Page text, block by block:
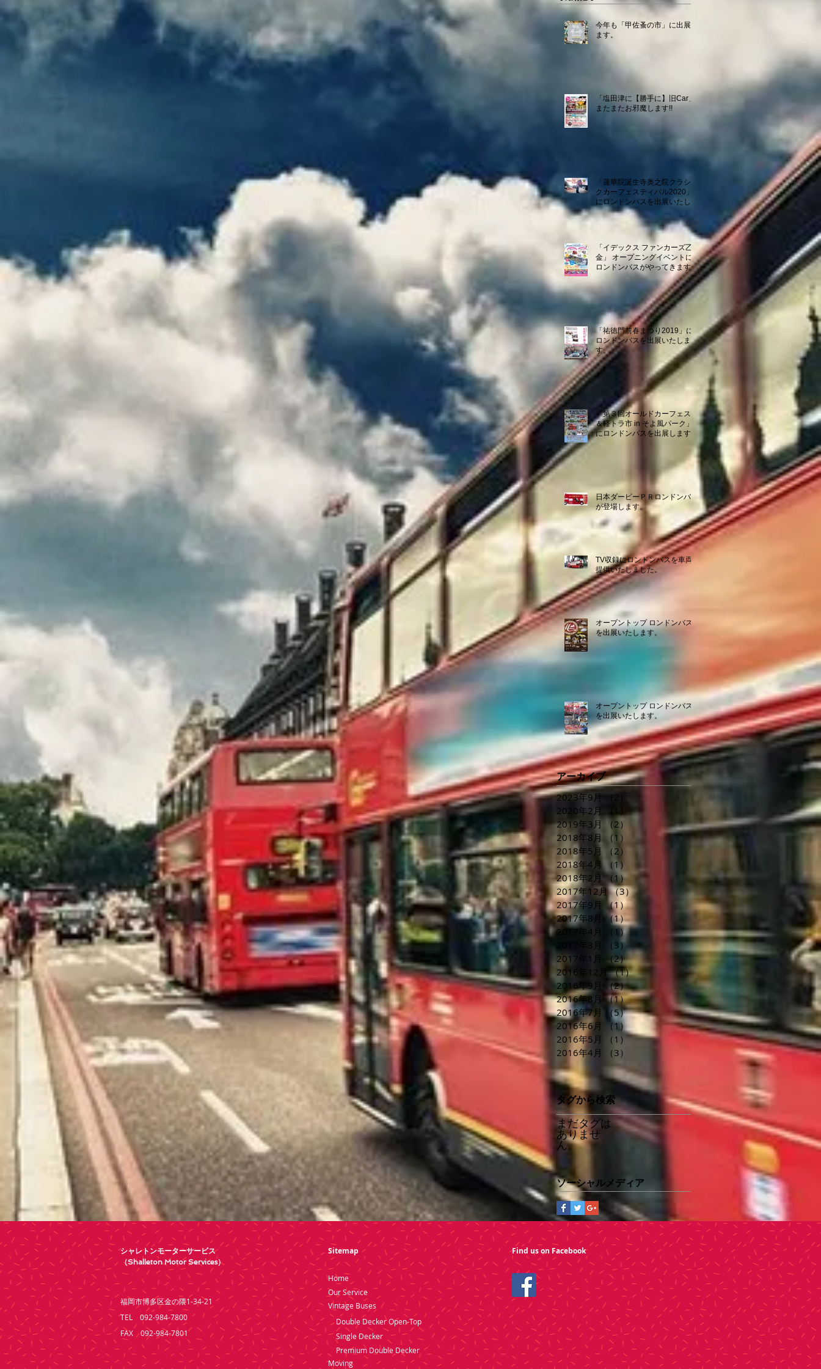
今年も「甲佐蚤の市」に出展し
ます。
「塩田津に【勝手に】旧Car」
またまたお邪魔します!!
「蓮華院誕生寺奥之院クラシッ
クカーフェスティバル2020」
にロンドンバスを出展いたしま
す。
「イデックス ファンカーズ乙
金」 オープニングイベントに
ロンドンバスがやってきます！
「祐徳門前春まつり2019」に
ロンドンバスを出展いたしま
す。
「第３回オールドカーフェスタ
＆軽トラ市 in そよ風パーク」
にロンドンバスを出展します。
日本ダービーＰＲロンドンバス
が登場します。
TV収録にロンドンバスを車両
提供いたしました。
オープントップ ロンドンバス
を出展いたします。
オープントップ ロンドンバス
を出展いたします。
アーカイブ
2023年9月 （2）
2020年2月
1件の記事
2019年3月 （2）
2018年8月
（1）
1件の記事
2018年5月
（2）
2018年4月
（1）
2018年2月 （1） 1件の記事
2017年12月 （3）3件の記事
2017年9月 （1）1件の記事
2017年8月 （1）1件の記事
2017年4月
（1）1件の記事
2017年3月
（3） 3件の記事
2017年1月
（2）2件の記事
2016年12月 （1） 1件の記事
2016年9月
（2）2件の記事
2016年8月 （1）1件の記事
2016年7月
（5）5件の記事
2016年6月 （1）
1件の記事
2016年5月
（1）1件の記事
2016年4月
（3）
タグから検索
まだタグは
ありませ
ん。
ソーシャルメディア
シャレトンモーターサービス
（Shalleton Motor Services）
福岡市博多区金の隈1-34-21
TEL 092-984-7800
FAX 092-984-7801
Sitemap
Home
Our Service
Find us on Facebook
Vintage Buses
Double Decker Open-Top
Single Decker
Premium Double Decker
Moving